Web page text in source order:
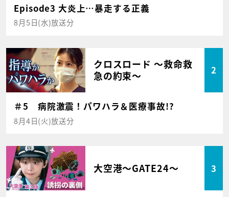
Episode3 大炎上…暴走する正義
8月5日(水)放送分
クロスロード ～救命救
急の約束～
2
＃5 病院激震！パワハラ＆医療事故!?
8月4日(火)放送分
大空港～GATE24～ 3